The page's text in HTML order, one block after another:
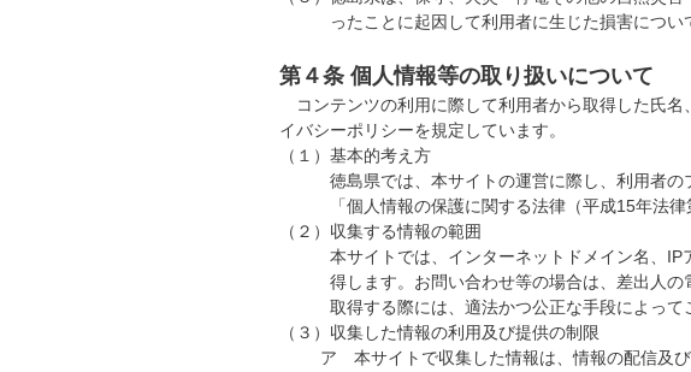
ったことに起因して利用者に生じた損害につい
第４条 個人情報等の取り扱いについて
コンテンツの利用に際して利用者から取得した氏名
イバシーポリシーを規定しています。
（１） 基本的考え方
徳島県では、本サイトの運営に際し、利用者
「個人情報の保護に関する法律（平成15年法
（２） 収集する情報の範囲
本サイトでは、インターネットドメイン名、
得します。お問い合わせ等の場合は、差出人
取得する際には、適法かつ公正な手段によって
（３） 収集した情報の利用及び提供の制限
ア 本サイトで収集した情報は、情報の配信及